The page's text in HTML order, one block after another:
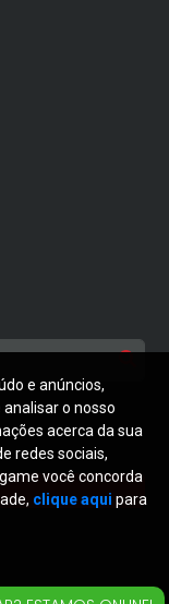
e anúncios,
o nosso
acerca da sua
redes sociais,
você concorda
clique aqui para